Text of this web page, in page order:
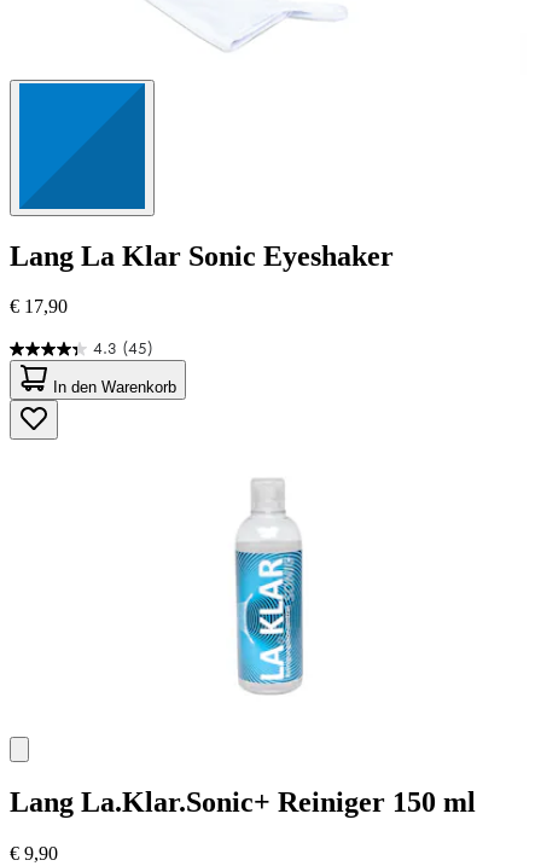
Lang La Klar Sonic Eyeshaker
€ 17,90
4.3 (45)
4.3
von
5
Sternen.
45
In den Warenkorb
Lang La.Klar.Sonic+ Reiniger 150 ml
€ 9,90